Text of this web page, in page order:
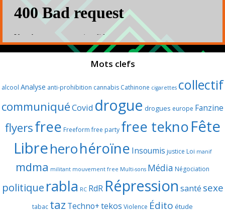
Mots clefs
alcool Analyse anti-prohibition cannabis Cathinone cigarettes collectif
communiquéCovid drogue drogues europe Fanzine
flyersfree Freeform free party free teknoFête
Libreherohéroïne Insoumis justice Loi manif
mdma militant mouvement free Multi-sons Média Négociation
politique rabla RC RdR Répression santé sexe
tabac taz Techno+tekos Violence Édito étude